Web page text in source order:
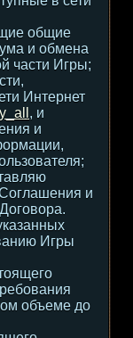
общие
и обмена
части Игры;
Интернет
, и
и
и
Игры
объеме до